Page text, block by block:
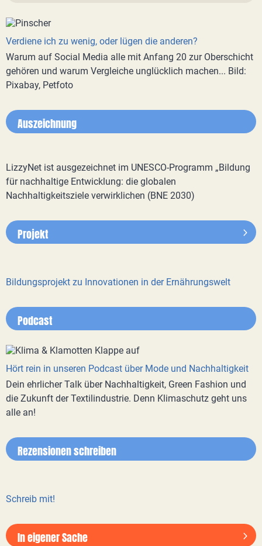
Verdiene ich zu wenig, oder lügen die anderen?
Warum auf Social Media alle mit Anfang 20 zur Oberschicht
gehören und warum Vergleiche unglücklich machen... Bild:
Pixabay, Petfoto
Auszeichnung
LizzyNet ist ausgezeichnet im UNESCO-Programm „Bildung
für nachhaltige Entwicklung: die globalen
Nachhaltigkeitsziele verwirklichen (BNE 2030)
Projekt
Bildungsprojekt zu Innovationen in der Ernährungswelt
Podcast
Hört rein in unseren Podcast über Mode und Nachhaltigkeit
Dein ehrlicher Talk über Nachhaltigkeit, Green Fashion und
die Zukunft der Textilindustrie. Denn Klimaschutz geht uns
alle an!
Rezensionen schreiben
Schreib mit!
In eigener Sache